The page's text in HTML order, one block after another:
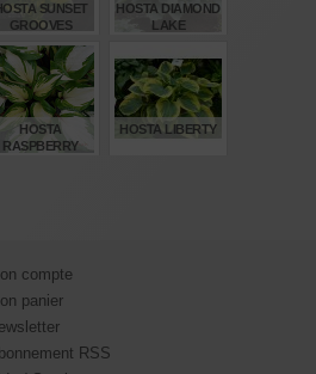
SUNSET
GROOVES
12,00€
HOSTA DIAMOND
LAKE
15,00€
HOSTA
RASPBERRY
HOSTA LIBERTY
compte
panier
RSS